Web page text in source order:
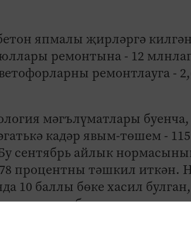
япмалы җирләргә
ремонтына - 12
ремонтлауга -
мәгълүматлары буенча,
кадәр явым-төшем -
сентябрь айлык
процентны тәшкил иткән.
10 баллы бөке хасил
бетерүдә